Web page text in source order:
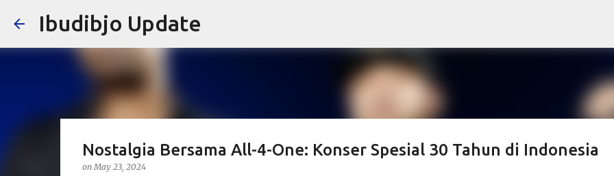
Ibudibjo Update
Nostalgia Bersama All-4-One: Konser Spesial 30 Tahun di Indonesia
onMay 23, 2024